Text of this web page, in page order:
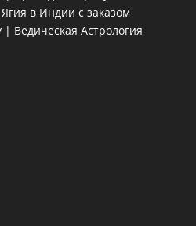
в Индии с заказом
Ведическая Астрология